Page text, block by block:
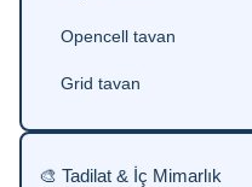
Opencell tavan
Grid tavan
🎨 Tadilat & İç Mimarlık